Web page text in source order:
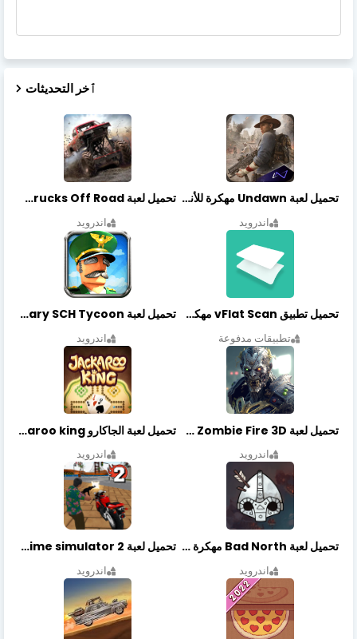
ٱخر التحديثات
تحميل لعبة Undawn مهكرة للأندرويد أخر إصدار | تحميل مباشر + موارد غير محدودة
اندرويد
تحميل لعبة Trucks Off Road مهكرة اخر اصدار
اندرويد
تحميل تطبيق vFlat Scan مهكر آخر إصدار
تطبيقات مدفوعة
تحميل لعبة Idle Military SCH Tycoon مهكرة آخر إصدار
اندرويد
تحميل لعبة Zombie Fire 3D مهكرة آخر إصدار
اندرويد
تحميل لعبة الجاكارو jackaroo king آخر إصدار
اندرويد
تحميل لعبة Bad North مهكرة آخر إصدار
اندرويد
تحميل لعبة Vegas crime simulator 2 مهكرة اخر اصدار
اندرويد